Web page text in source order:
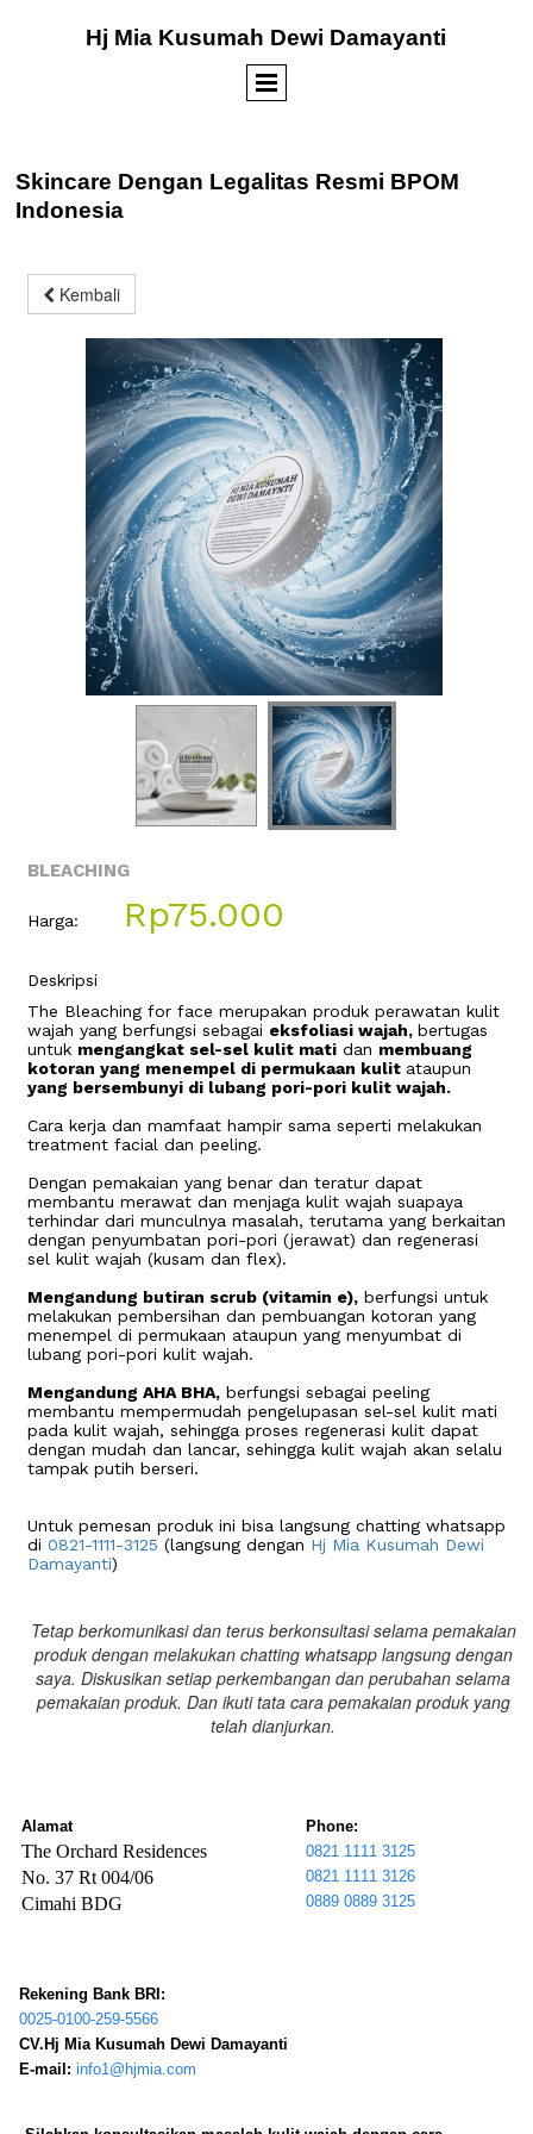
Hj Mia Kusumah Dewi Damayanti
Skincare Dengan Legalitas Resmi BPOM
Indonesia
Kembali
BLEACHING
Harga: Rp75.000
Deskripsi
The Bleaching for face merupakan produk perawatan kulit
wajah yang berfungsi sebagai eksfoliasi wajah, bertugas
untuk mengangkat sel-sel kulit mati dan membuang
kotoran yang menempel di permukaan kulit ataupun
yang bersembunyi di lubang pori-pori kulit wajah.
Cara kerja dan mamfaat hampir sama seperti melakukan
treatment facial dan peeling.
Dengan pemakaian yang benar dan teratur dapat
membantu merawat dan menjaga kulit wajah suapaya
terhindar dari munculnya masalah, terutama yang berkaitan
dengan penyumbatan pori-pori (jerawat) dan regenerasi
sel kulit wajah (kusam dan flex).
Mengandung butiran scrub (vitamin e), berfungsi untuk
melakukan pembersihan dan pembuangan kotoran yang
menempel di permukaan ataupun yang menyumbat di
lubang pori-pori kulit wajah.
Mengandung AHA BHA, berfungsi sebagai peeling
membantu mempermudah pengelupasan sel-sel kulit mati
pada kulit wajah, sehingga proses regenerasi kulit dapat
dengan mudah dan lancar, sehingga kulit wajah akan selalu
tampak putih berseri.
Untuk pemesan produk ini bisa langsung chatting whatsapp
di 0821-1111-3125 (langsung dengan Hj Mia Kusumah Dewi
Damayanti)
Tetap berkomunikasi dan terus berkonsultasi selama pemakaian
produk dengan melakukan chatting whatsapp langsung dengan
saya. Diskusikan setiap perkembangan dan perubahan selama
pemakaian produk. Dan ikuti tata cara pemakaian produk yang
telah dianjurkan.
Alamat
The Orchard Residences
No. 37 Rt 004/06
Cimahi BDG
Phone:
0821 1111 3125
0821 1111 3126
0889 0889 3125
Rekening Bank BRI:
0025-0100-259-5566
CV.Hj Mia Kusumah Dewi Damayanti
E-mail: info1@hjmia.com